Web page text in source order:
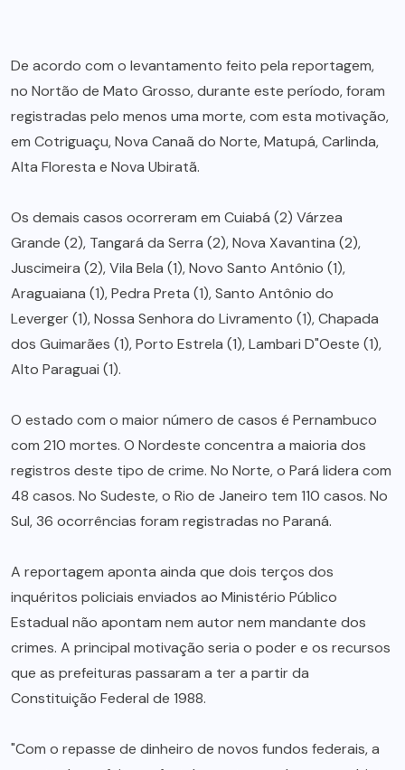
De acordo com o levantamento feito pela reportagem,
no Nortão de Mato Grosso, durante este período, foram
registradas pelo menos uma morte, com esta motivação,
em Cotriguaçu, Nova Canaã do Norte, Matupá, Carlinda,
Alta Floresta e Nova Ubiratã.
Os demais casos ocorreram em Cuiabá (2) Várzea
Grande (2), Tangará da Serra (2), Nova Xavantina (2),
Juscimeira (2), Vila Bela (1), Novo Santo Antônio (1),
Araguaiana (1), Pedra Preta (1), Santo Antônio do
Leverger (1), Nossa Senhora do Livramento (1), Chapada
dos Guimarães (1), Porto Estrela (1), Lambari D"Oeste (1),
Alto Paraguai (1).
O estado com o maior número de casos é Pernambuco
com 210 mortes. O Nordeste concentra a maioria dos
registros deste tipo de crime. No Norte, o Pará lidera com
48 casos. No Sudeste, o Rio de Janeiro tem 110 casos. No
Sul, 36 ocorrências foram registradas no Paraná.
A reportagem aponta ainda que dois terços dos
inquéritos policiais enviados ao Ministério Público
Estadual não apontam nem autor nem mandante dos
crimes. A principal motivação seria o poder e os recursos
que as prefeituras passaram a ter a partir da
Constituição Federal de 1988.
"Com o repasse de dinheiro de novos fundos federais, a